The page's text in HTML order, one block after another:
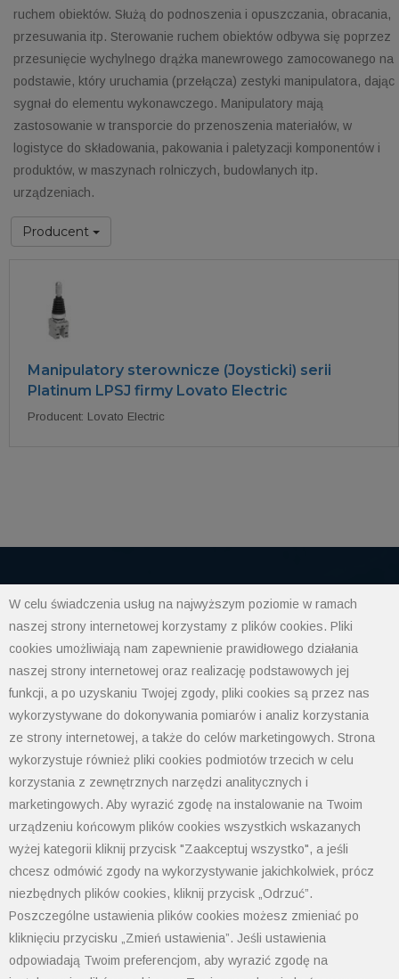
W celu świadczenia usług na najwyższym poziomie w ramach
naszej strony internetowej korzystamy z plików cookies. Pliki
cookies umożliwiają nam zapewnienie prawidłowego działania
naszej strony internetowej oraz realizację podstawowych jej
funkcji, a po uzyskaniu Twojej zgody, pliki cookies są przez nas
wykorzystywane do dokonywania pomiarów i analiz korzystania
ze strony internetowej, a także do celów marketingowych. Strona
wykorzystuje również pliki cookies podmiotów trzecich w celu
korzystania z zewnętrznych narzędzi analitycznych i
marketingowych. Aby wyrazić zgodę na instalowanie na Twoim
urządzeniu końcowym plików cookies wszystkich wskazanych
wyżej kategorii kliknij przycisk "Zaakceptuj wszystko", a jeśli
chcesz odmówić zgody na wykorzystywanie jakichkolwiek, prócz
niezbędnych plików cookies, kliknij przycisk „Odrzuć”.
Poszczególne ustawienia plików cookies możesz zmieniać po
kliknięciu przycisku „Zmień ustawienia”. Jeśli ustawienia
odpowiadają Twoim preferencjom, aby wyrazić zgodę na
ruchem obiektów. Służą do podnoszenia i opuszczania, obracania,
przesuwania itp. Sterowanie ruchem obiektów odbywa się poprzez
przesunięcie wychylnego drążka manewrowego zamocowanego na
podstawie, który uruchamia (przełącza) zestyki manipulatora, dając
sygnał do elementu wykonawczego. Manipulatory mają
zastosowanie w transporcie do przenoszenia materiałów, w
logistyce do składowania, pakowania i paletyzacji komponentów i
produktów, w maszynach rolniczych, budowlanych itp.
urządzeniach.
Producent
Manipulatory sterownicze (Joysticki) serii
Platinum LPSJ firmy Lovato Electric
Producent: Lovato Electric
POLIMET S. Kij spółka jawna
43-300 Bielsko-Biała ul. Grażyńskiego 74
Polityka prywatności
Polityka cookies
Informacja od administratora danych
Informacje GPSR
Ogólne warunki sprzedaży
tel: 33 497-77-77
fax: 33 497-77-10
email:biuro@polimet.com.pl
Godziny otwarcia: 7:30-15:30
NIP: 547-008-67-86
KRS: 0000003533
POLIMET S. Kij spółka jawna
Oddział Dąbrowa Górnicza